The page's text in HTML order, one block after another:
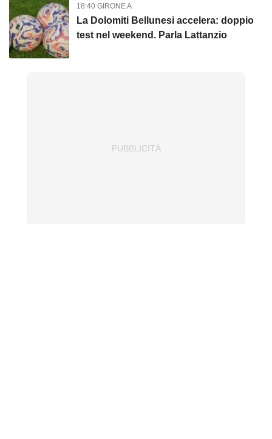
18:40 GIRONE A
La Dolomiti Bellunesi accelera: doppio
test nel weekend. Parla Lattanzio